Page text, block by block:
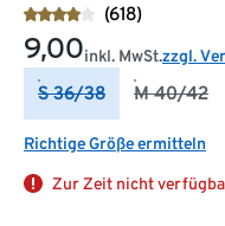
(618)
9,00inkl. MwSt.zzgl.
S 36/38 M 40/42
Richtige Größe ermitteln
Zur Zeit nicht